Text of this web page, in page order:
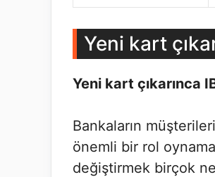
Yeni kart
Yeni kart çıkarınca
Bankaların
önemli bir rol
değiştirmek birçok